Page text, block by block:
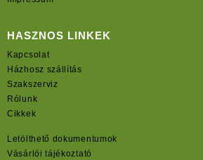
HASZNOS LINKEK
Kapcsolat
Házhosz szállítás
Szakszerviz
Rólunk
Cikkek
Letölthető dokumentumok
Vásárlói tájékoztató